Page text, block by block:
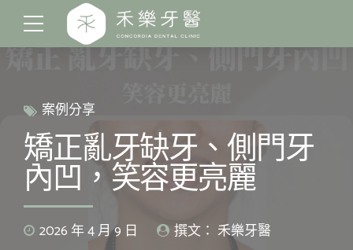
案例分享
矯正亂牙缺牙、側門牙
內凹，笑容更亮麗
2026 年 4 月 9 日 撰文： 禾樂牙醫